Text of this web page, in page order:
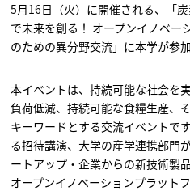
5月16日（火）に開催される、「
で未来を創る！ オープンイノベー
のための異分野交流」に本学が参
本イベントは、持続可能な社会を
負荷低減、持続可能な食糧生産、
キーワードとする交流イベントで
る招待講演、大学の産学連携部門
ートアップ・企業からの新技術製
オープンイノベーションプラット